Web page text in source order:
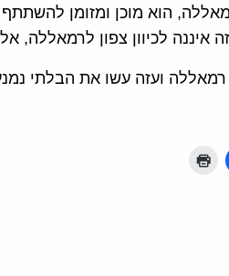
הוא מוכן ומזומן
איננה לכיוון צפון לרמאללה,
ועזה עשו את הבלתי